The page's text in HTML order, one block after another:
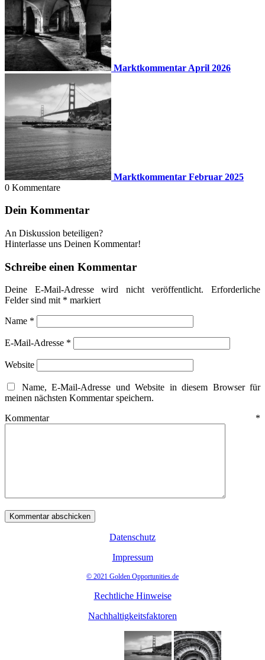
Marktkommentar April 2026
Marktkommentar Februar 2025
0 Kommentare
Dein Kommentar
An Diskussion beteiligen?
Hinterlasse uns Deinen Kommentar!
Schreibe einen Kommentar
Deine E-Mail-Adresse wird nicht veröffentlicht.
Erforderliche
Felder sind mit * markiert
Name *
E-Mail-Adresse *
Website
Name, E-Mail-Adresse und Website in diesem Browser für
meinen nächsten Kommentar speichern.
Kommentar *
Datenschutz
Impressum
© 2021 Golden Opportunities.de
Rechtliche Hinweise
Nachhaltigkeitsfaktoren